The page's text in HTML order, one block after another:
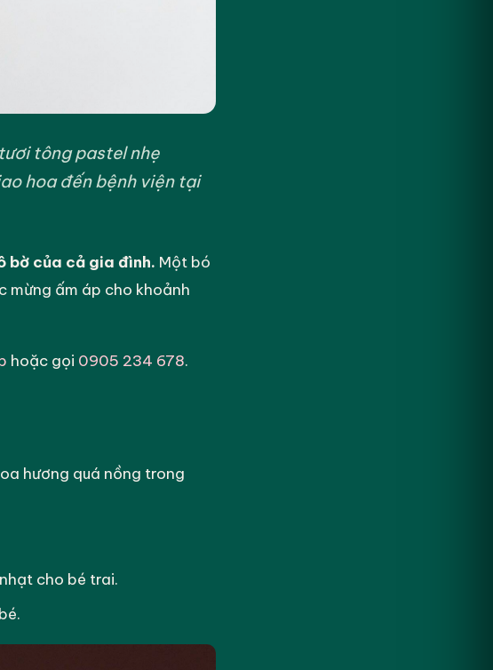
tông pastel nhẹ
hoa đến bệnh viện tại
bờ của cả gia đình. Một bó
mừng ấm áp cho khoảnh
hoặc gọi 0905 234 678.
hương quá nồng trong
cho bé trai.